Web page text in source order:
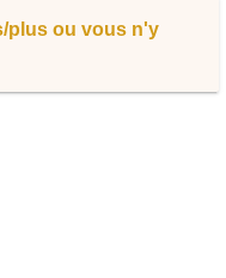
plus ou vous n'y